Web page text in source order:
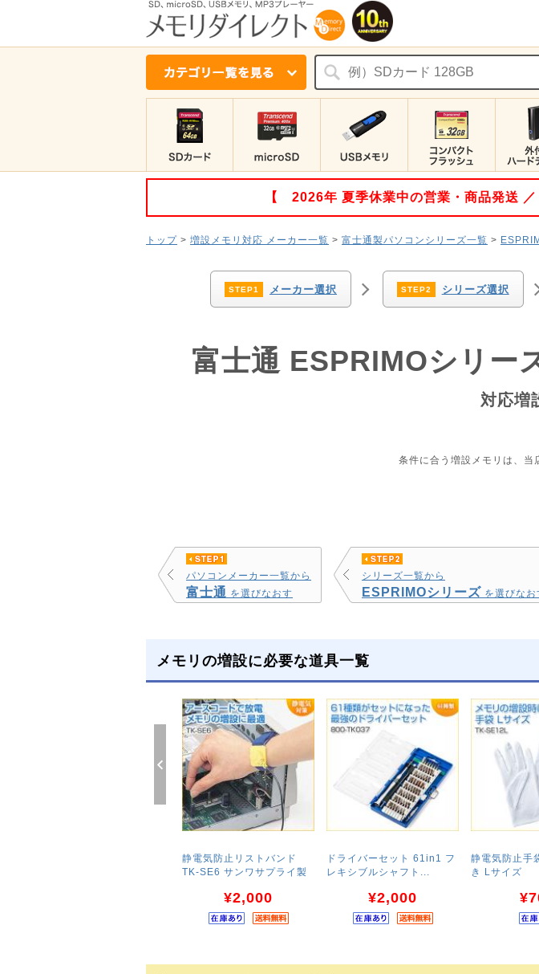
【 2026年 夏季休業中の営業・商品発送
トップ > 増設メモリ対応 メーカー一覧 > 富士通製パソコンシリーズ一覧 >
STEP1 メーカー選択 STEP2 シリーズ選択
富士通 ESPRIMOシリー
対応増
条件に合う増設メモリは、当
パソコンメーカー一覧から
富士通 を選びなおす
シリーズ一覧から
ESPRIMOシリーズ を選びなお
メモリの増設に必要な道具一覧
静電気防止リストバンド
TK-SE6 サンワサプライ製
¥2,000
ドライバーセット 61in1 フ
レキシブルシャフト...
¥2,000
静電気防止手
き Lサイズ
Prev